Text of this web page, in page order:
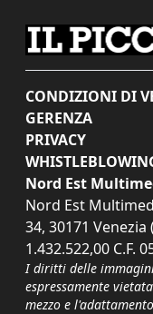
CONDIZIONI DI
GERENZA
PRIVACY
Nord Est
Nord Est
34, 30171 Venezia
1.432.522,00 C.F.
I diritti delle
espressamente
mezzo e